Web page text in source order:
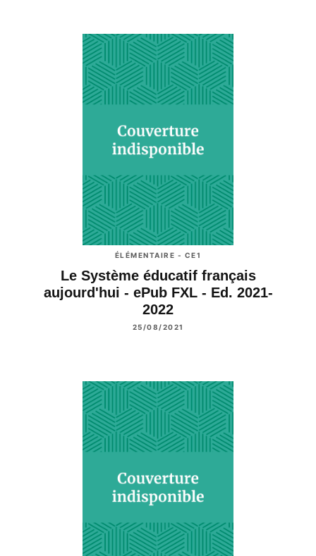
ÉLÉMENTAIRE - CE1
Le Système éducatif français
aujourd'hui - ePub FXL - Ed. 2021-
2022
25/08/2021